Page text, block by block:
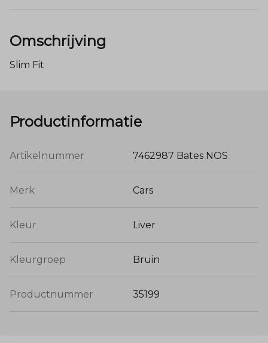
Omschrijving
Slim Fit
Productinformatie
Artikelnummer 7462987 Bates NOS
Merk Cars
Kleur Liver
Kleurgroep Bruin
Productnummer 35199